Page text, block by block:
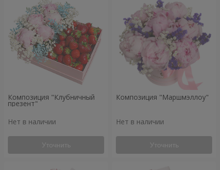
Композиция "Клубничный
презент"
Нет в наличии
Уточнить
Композиция "Маршмэллоу"
Нет в наличии
Уточнить